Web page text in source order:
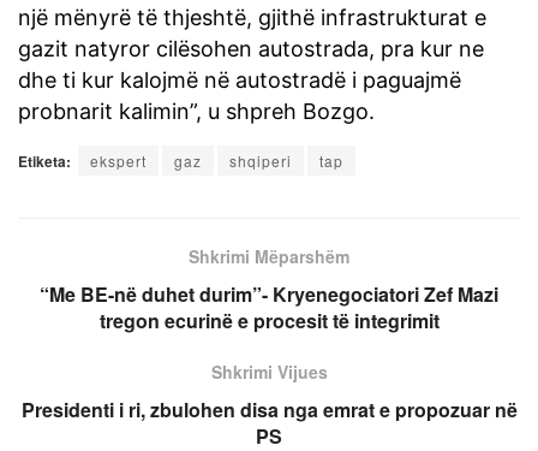
një mënyrë të thjeshtë, gjithë infrastrukturat e
gazit natyror cilësohen autostrada, pra kur ne
dhe ti kur kalojmë në autostradë i paguajmë
probnarit kalimin”, u shpreh Bozgo.
Etiketa: ekspert gaz shqiperi tap
Shkrimi Mëparshëm
“Me BE-në duhet durim”- Kryenegociatori Zef Mazi
tregon ecurinë e procesit të integrimit
Shkrimi Vijues
Presidenti i ri, zbulohen disa nga emrat e propozuar në
PS